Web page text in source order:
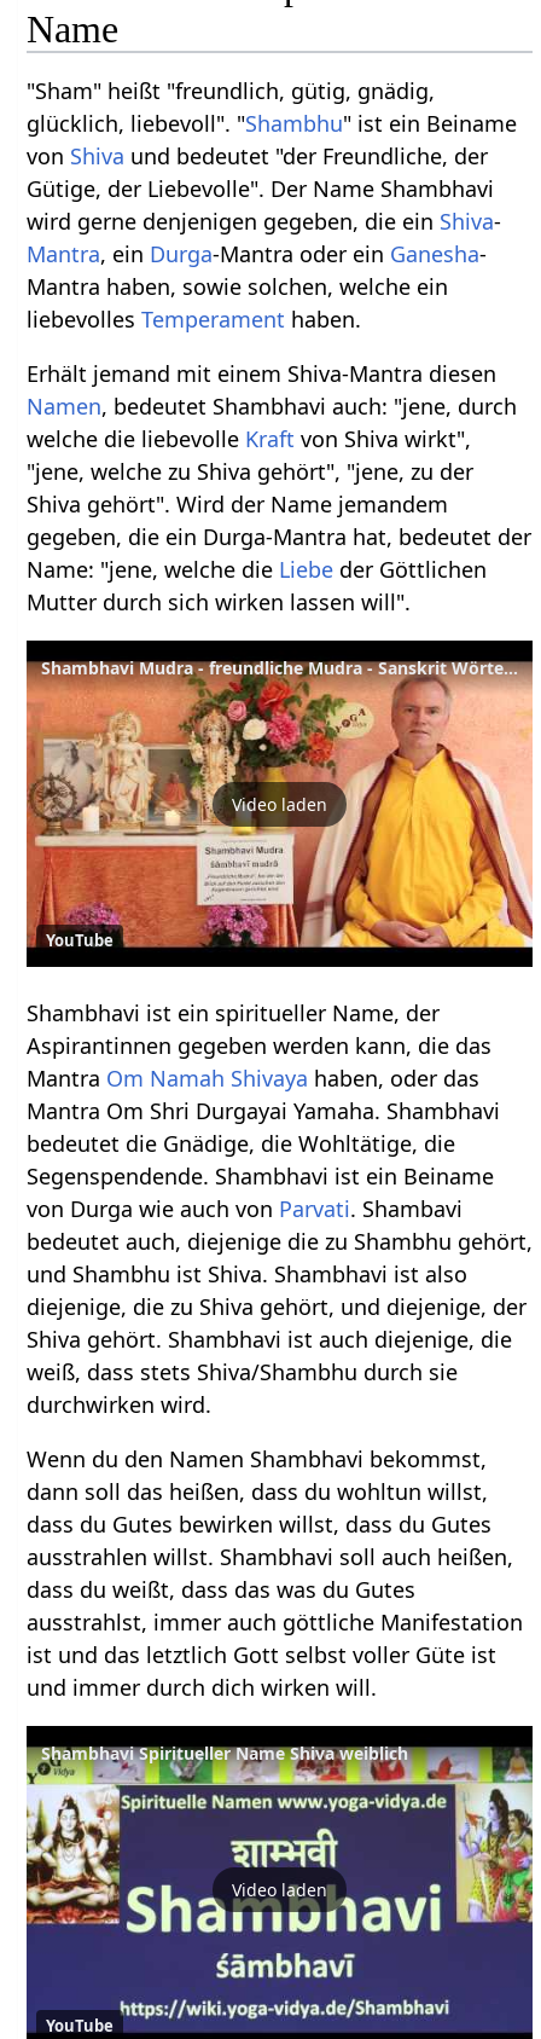
Name
"Sham" heißt "freundlich, gütig, gnädig,
glücklich, liebevoll". "Shambhu" ist ein Beiname
von Shiva und bedeutet "der Freundliche, der
Gütige, der Liebevolle". Der Name Shambhavi
wird gerne denjenigen gegeben, die ein Shiva-
Mantra, ein Durga-Mantra oder ein Ganesha-
Mantra haben, sowie solchen, welche ein
liebevollesTemperament haben.
Erhält jemand mit einem Shiva-Mantra diesen
Namen, bedeutet Shambhavi auch: "jene, durch
welche die liebevolle Kraft von Shiva wirkt",
"jene, welche zu Shiva gehört", "jene, zu der
Shiva gehört". Wird der Name jemandem
gegeben, die ein Durga-Mantra hat, bedeutet der
Name: "jene, welche die Liebe der Göttlichen
Mutter durch sich wirken lassen will".
Shambhavi Mudra - freundliche Mudra - Sanskrit Wörterbuch
Video laden
YouTube
Shambhavi ist ein spiritueller Name, der
Aspirantinnen gegeben werden kann, die das
Mantra Om Namah Shivaya haben, oder das
Mantra Om Shri Durgayai Yamaha. Shambhavi
bedeutet die Gnädige, die Wohltätige, die
Segenspendende. Shambhavi ist ein Beiname
von Durga wie auch von Parvati. Shambavi
bedeutet auch, diejenige die zu Shambhu gehört,
und Shambhu ist Shiva. Shambhavi ist also
diejenige, die zu Shiva gehört, und diejenige, der
Shiva gehört. Shambhavi ist auch diejenige, die
weiß, dass stets Shiva/Shambhu durch sie
durchwirken wird.
Wenn du den Namen Shambhavi bekommst,
dann soll das heißen, dass du wohltun willst,
dass du Gutes bewirken willst, dass du Gutes
ausstrahlen willst. Shambhavi soll auch heißen,
dass du weißt, dass das was du Gutes
ausstrahlst, immer auch göttliche Manifestation
ist und das letztlich Gott selbst voller Güte ist
und immer durch dich wirken will.
Shambhavi Spiritueller Name Shiva weiblich
Video laden
YouTube